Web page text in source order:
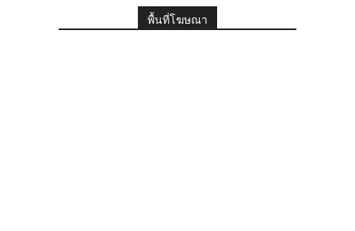
พื้นที่โฆษณา